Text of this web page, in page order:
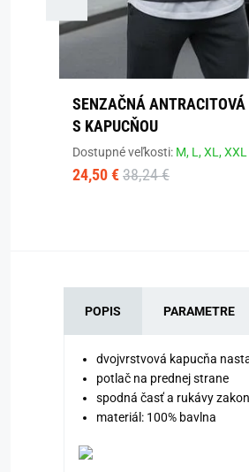
SENZAČNÁ
S KAPUCŇOU
Dostupné veľkosti: M, L,XL,XXL
24,50 € 38,24 €
POPIS PARAMETRE
dvojvrstvová kapucňa
potlač na prednej strane
spodná časť a rukávy
materiál: 100% bavlna